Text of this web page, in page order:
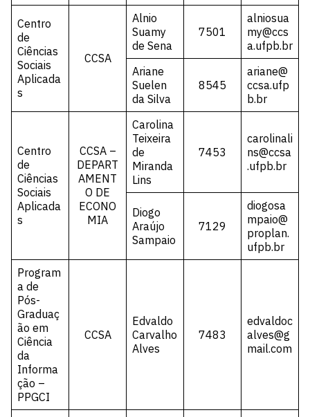
Centro
de
Ciências
Sociais
Aplicada
s
CCSA
Alnio
Suamy
de Sena
7501
alniosua
my@ccs
a.ufpb.br
Ariane
Suelen
da Silva
8545
ariane@
ccsa.ufp
b.br
Centro
de
Ciências
Sociais
Aplicada
s
CCSA –
DEPART
AMENT
O DE
ECONO
MIA
Carolina
Teixeira
de
Miranda
Lins
7453
carolinali
ns@ccsa
.ufpb.br
Diogo
Araújo
Sampaio
7129
diogosa
mpaio@
proplan.
ufpb.br
Program
a de
Pós-
Graduaç
ão em
Ciência
da
Informa
ção –
PPGCI
CCSA
Edvaldo
Carvalho
Alves
7483
edvaldoc
alves@g
mail.com